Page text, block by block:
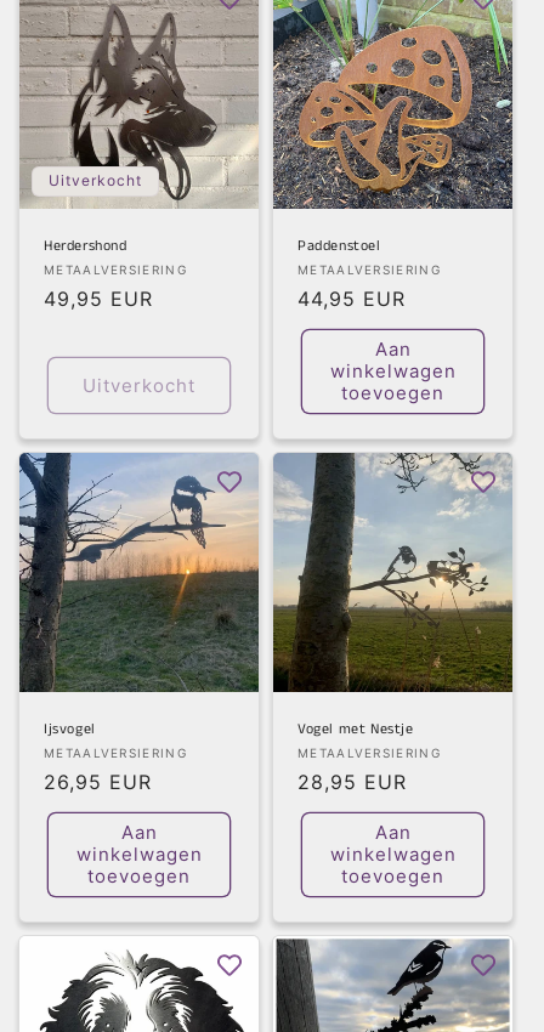
Uitverkocht
Herdershond
Verkoper:
METAALVERSIERING
Normale
49,95 EUR
Uitverkocht
Paddenstoel
Verkoper:
METAALVERSIERING
Normale
prijs
44,95 EUR
Aan
winkelwagen
toevoegen
Ijsvogel
Verkoper:
METAALVERSIERING
Normale
prijs
26,95 EUR
Aan
winkelwagen
toevoegen
Vogel met Nestje
Verkoper:
METAALVERSIERING
Normale
prijs
28,95 EUR
Aan
winkelwagen
toevoegen